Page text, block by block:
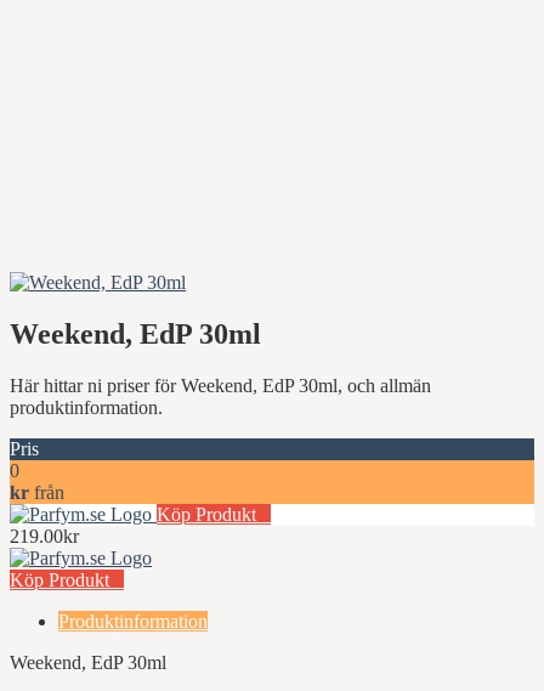
Weekend, EdP 30ml
Här hittar ni priser för Weekend, EdP 30ml, och allmän
produktinformation.
Pris
0
kr från
Köp Produkt
219.00kr
Köp Produkt
Produktinformation
Weekend, EdP 30ml